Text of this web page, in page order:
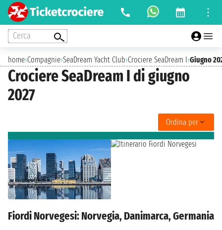
Cerca
home›Compagnie›SeaDream Yacht Club›Crociere SeaDream I›Giugno
Crociere SeaDream I di giugno
2027
Ordina per
Fiordi Norvegesi: Norvegia, Danimarca, Germania